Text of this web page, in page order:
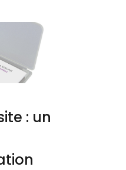
: un